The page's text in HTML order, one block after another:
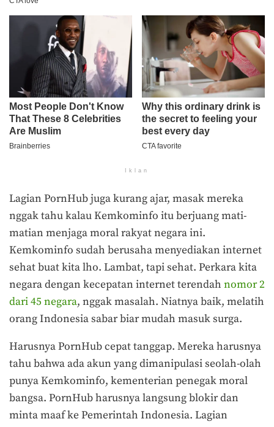
Iklan
Lagian PornHub juga kurang ajar, masak mereka
nggak tahu kalau Kemkominfo itu berjuang mati-
matian menjaga moral rakyat negara ini.
Kemkominfo sudah berusaha menyediakan internet
sehat buat kita lho. Lambat, tapi sehat. Perkara kita
negara dengan kecepatan internet terendah nomor 2
dari 45 negara, nggak masalah. Niatnya baik, melatih
orang Indonesia sabar biar mudah masuk surga.
Harusnya PornHub cepat tanggap. Mereka harusnya
tahu bahwa ada akun yang dimanipulasi seolah-olah
punya Kemkominfo, kementerian penegak moral
bangsa. PornHub harusnya langsung blokir dan
minta maaf ke Pemerintah Indonesia. Lagian